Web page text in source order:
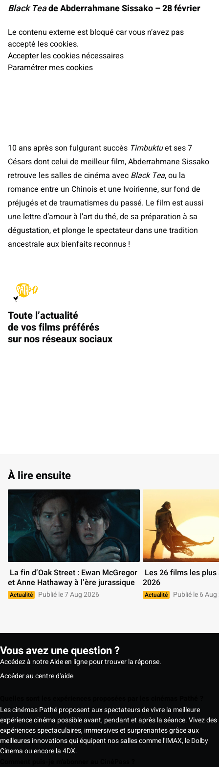
Black Teade Abderrahmane Sissako – 28 février
Le contenu externe est bloqué car vous n’avez pas
accepté les cookies.
Accepter les cookies nécessaires
Paramétrer mes cookies
10 ans après son fulgurant succès Timbuktuet ses 7
Césars dont celui de meilleur film, Abderrahmane Sissako
retrouve les salles de cinéma avec Black Tea, ou la
romance entre un Chinois et une Ivoirienne, sur fond de
préjugés et de traumatismes du passé. Le film est aussi
une lettre d’amour à l’art du thé, de sa préparation à sa
dégustation, et plonge le spectateur dans une tradition
ancestrale aux bienfaits reconnus !
Toute l’actualité
de vos films préférés
sur nos réseaux sociaux
À lire ensuite
et Anne Hathaway à l’ère jurassique
Actualité Publié le 7 Aug 2026
2026
Actualité Publié le 6
Vous avez une question ?
Accédez à notre Aide en ligne pour trouver la réponse.
Accéder au centre d'aide
Les cinémas Pathé proposent aux spectateurs de vivre la meilleure
expérience cinéma possible avant, pendant et après la séance. Vivez des
expériences spectaculaires, immersives et surprenantes grâce aux
meilleures innovations qui équipent nos salles comme l'IMAX, le Dolby
Cinema ou encore la 4DX.